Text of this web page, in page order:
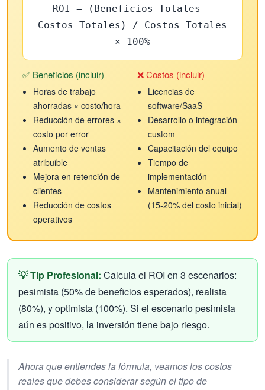
ROI = (Beneficios Totales -
Costos Totales) / Costos Totales
× 100%
✅ Beneficios (incluir)
Horas de trabajo
ahorradas × costo/hora
Reducción de errores ×
costo por error
Aumento de ventas
atribuible
Mejora en retención de
clientes
Reducción de costos
operativos
❌ Costos (incluir)
Licencias de
software/SaaS
Desarrollo o integración
custom
Capacitación del equipo
Tiempo de
implementación
Mantenimiento anual
(15-20% del costo inicial)
💡 Tip Profesional: Calcula el ROI en 3 escenarios:
pesimista (50% de beneficios esperados), realista
(80%), y optimista (100%). Si el escenario pesimista
aún es positivo, la inversión tiene bajo riesgo.
Ahora que entiendes la fórmula, veamos los costos
reales que debes considerar según el tipo de